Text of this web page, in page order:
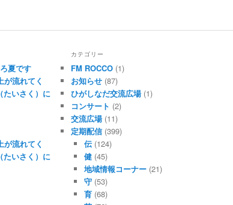
夏です
流れてく
たいさく）に
流れてく
たいさく）に
カテゴリー
FM ROCCO(1)
お知らせ(87)
ひがしなだ交流広場(1)
コンサート (2)
交流広場(11)
定期配信(399)
伝 (124)
健 (45)
地域情報コーナー (21)
守 (53)
育 (68)